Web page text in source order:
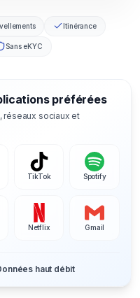
Itinérance
Sans eKYC
préférées
réseaux sociaux et
TikTok Spotify
Netflix Gmail
haut débit